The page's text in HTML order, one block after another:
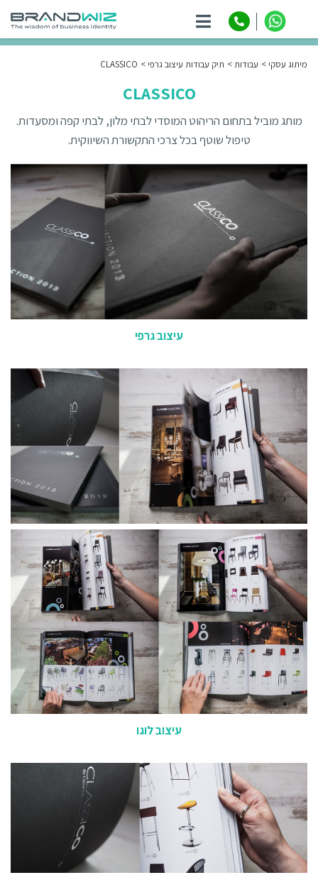
מיתוג עסקי עבודות תיק עבודות עיצוב גרפי CLASSICO
CLASSICO
מותג מוביל בתחום הריהוט המוסדי לבתי מלון, לבתי קפה ומסעדות.
טיפול שוטף בכל צרכי התקשורת השיווקית.
עיצוב גרפי
עיצוב לוגו